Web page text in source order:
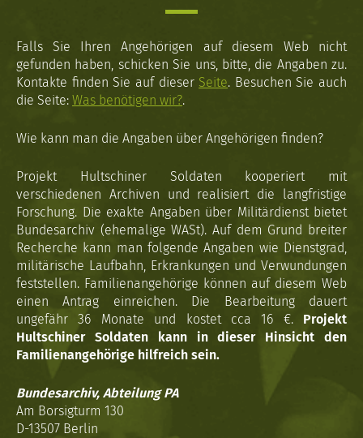
Falls Sie Ihren Angehörigen auf diesem Web nicht
gefunden haben, schicken Sie uns, bitte, die Angaben zu.
Kontakte finden Sie auf dieser Seite. Besuchen Sie auch
die Seite: Was benötigen wir?.
Wie kann man die Angaben über Angehörigen finden?
Projekt Hultschiner Soldaten kooperiert mit
verschiedenen Archiven und realisiert die langfristige
Forschung. Die exakte Angaben über Militärdienst bietet
Bundesarchiv (ehemalige WASt). Auf dem Grund breiter
Recherche kann man folgende Angaben wie Dienstgrad,
militärische Laufbahn, Erkrankungen und Verwundungen
feststellen. Familienangehörige können auf diesem Web
einen Antrag einreichen. Die Bearbeitung dauert
ungefähr 36 Monate und kostet cca 16 €. Projekt
Hultschiner Soldaten kann in dieser Hinsicht den
Familienangehörige hilfreich sein.
Bundesarchiv, Abteilung PA
Am Borsigturm 130
D-13507 Berlin